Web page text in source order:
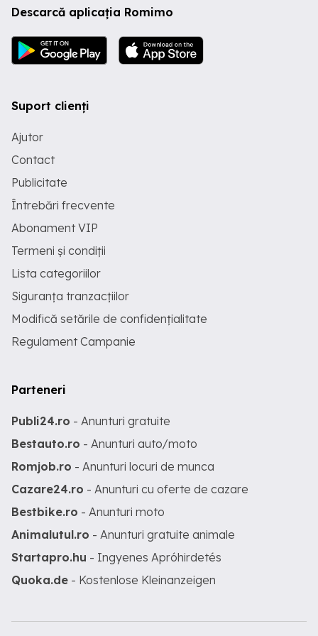
complex sportiv etc. Poziționare
dezvoltare, liniștită și cu potențial imens
de creștere. Accesul este facil, iar în
imediata apropiere se află
Descarcă aplicația Romimo
Suport clienți
Ajutor
Contact
Publicitate
Întrebări frecvente
Abonament VIP
Termeni și condiții
Lista categoriilor
Siguranța tranzacțiilor
Modifică setările de confidențialitate
Regulament Campanie
Parteneri
Publi24.ro - Anunturi gratuite
Bestauto.ro - Anunturi auto/moto
Romjob.ro - Anunturi locuri de munca
Cazare24.ro - Anunturi cu oferte de cazare
Bestbike.ro - Anunturi moto
Animalutul.ro - Anunturi gratuite animale
Startapro.hu - Ingyenes Apróhirdetés
Quoka.de - Kostenlose Kleinanzeigen